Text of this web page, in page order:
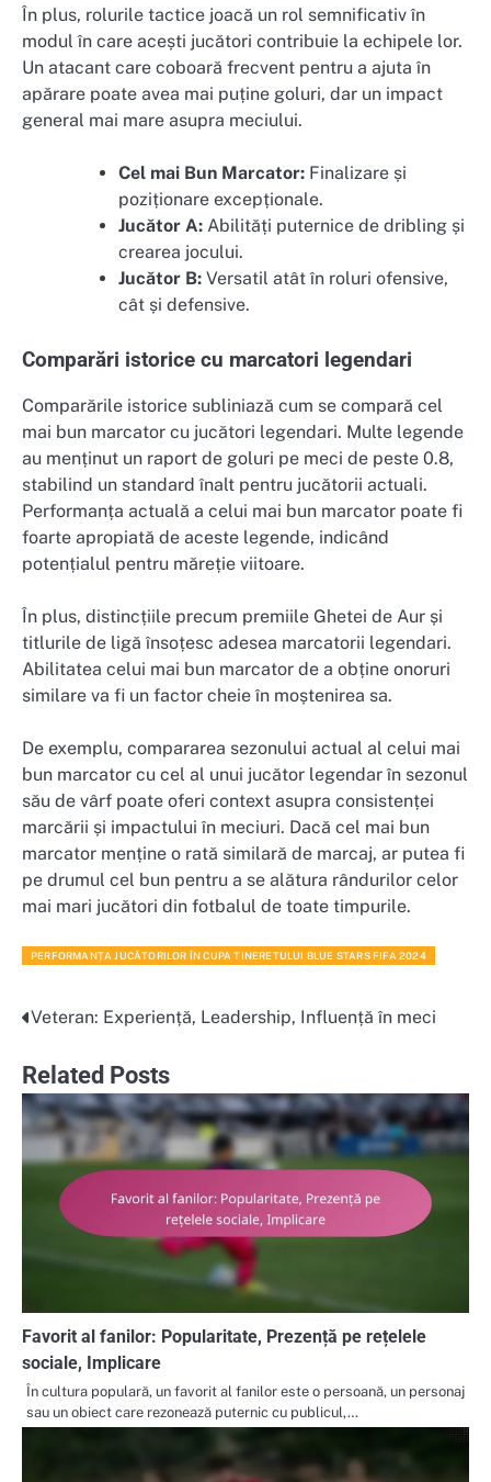
În plus, rolurile tactice joacă un rol semnificativ în
modul în care acești jucători contribuie la echipele lor.
Un atacant care coboară frecvent pentru a ajuta în
apărare poate avea mai puține goluri, dar un impact
general mai mare asupra meciului.
Cel mai Bun Marcator: Finalizare și
poziționare excepționale.
Jucător A: Abilități puternice de dribling și
crearea jocului.
Jucător B: Versatil atât în roluri ofensive,
cât și defensive.
Comparări istorice cu marcatori legendari
Comparările istorice subliniază cum se compară cel
mai bun marcator cu jucători legendari. Multe legende
au menținut un raport de goluri pe meci de peste 0.8,
stabilind un standard înalt pentru jucătorii actuali.
Performanța actuală a celui mai bun marcator poate fi
foarte apropiată de aceste legende, indicând
potențialul pentru măreție viitoare.
În plus, distincțiile precum premiile Ghetei de Aur și
titlurile de ligă însoțesc adesea marcatorii legendari.
Abilitatea celui mai bun marcator de a obține onoruri
similare va fi un factor cheie în moștenirea sa.
De exemplu, compararea sezonului actual al celui mai
bun marcator cu cel al unui jucător legendar în sezonul
său de vârf poate oferi context asupra consistenței
marcării și impactului în meciuri. Dacă cel mai bun
marcator menține o rată similară de marcaj, ar putea fi
pe drumul cel bun pentru a se alătura rândurilor celor
mai mari jucători din fotbalul de toate timpurile.
PERFORMANȚA JUCĂTORILOR ÎN CUPA TINERETULUI BLUE STARS FIFA 2024
Post
navigation
Veteran: Experiență, Leadership, Influență în meci
Related Posts
Favorit al fanilor: Popularitate, Prezență pe rețelele
sociale, Implicare
În cultura populară, un favorit al fanilor este o persoană, un personaj
sau un obiect care rezonează puternic cu publicul,…